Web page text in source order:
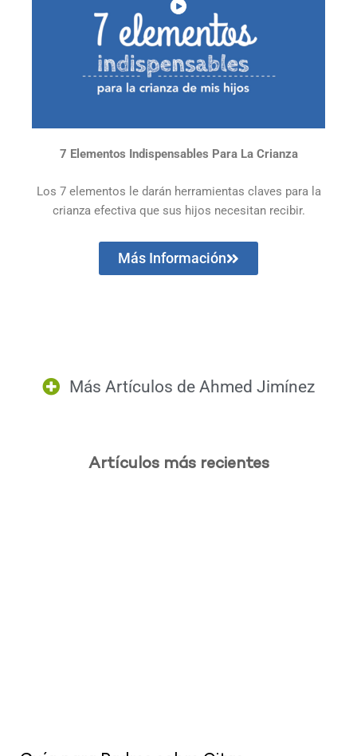
7 Elementos Indispensables Para La Crianza
Los 7 elementos le darán herramientas claves para la
crianza efectiva que sus hijos necesitan recibir.
Más Información
Más Artículos de Ahmed Jimínez
Artículos más recientes